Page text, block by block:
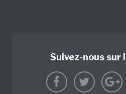
Suivez-nous sur